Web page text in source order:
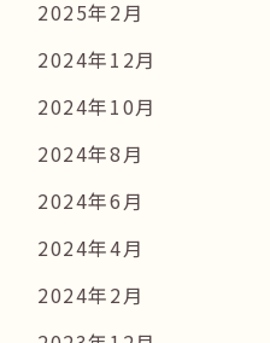
2025年2月
2024年12月
2024年10月
2024年8月
2024年6月
2024年4月
2024年2月